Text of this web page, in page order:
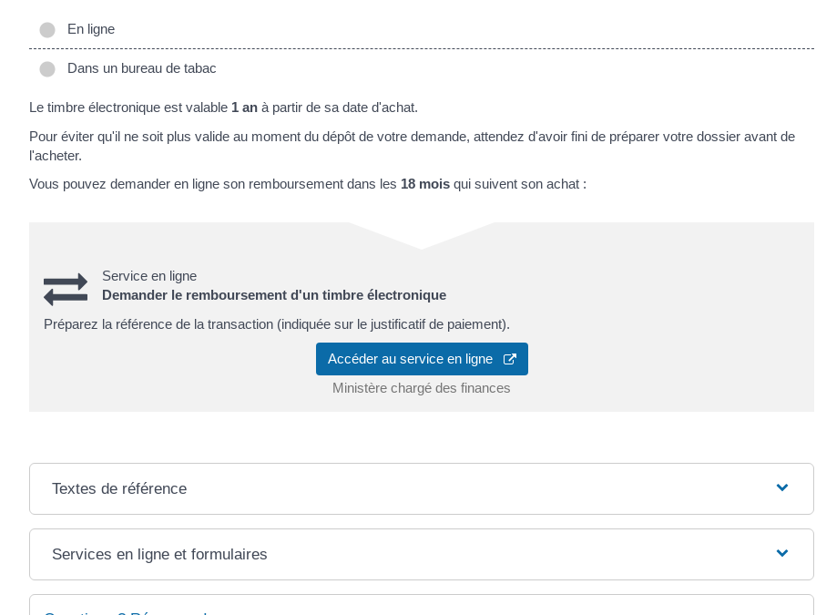
En ligne
Dans un bureau de tabac
Le timbre électronique est valable 1 an à partir de sa date d'achat.
Pour éviter qu'il ne soit plus valide au moment du dépôt de votre demande, attendez d'avoir fini de préparer votre dossier avant de
l'acheter.
Vous pouvez demander en ligne son remboursement dans les 18 mois qui suivent son achat :
Service en ligne
Demander le remboursement d'un timbre électronique
Préparez la référence de la transaction (indiquée sur le justificatif de paiement).
Accéder au service en ligne
Ministère chargé des finances
Textes de référence
Services en ligne et formulaires